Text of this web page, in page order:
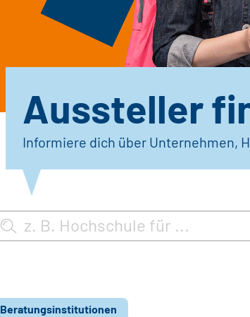
Aussteller
Informiere dich über Unternehmen,
Beratungsinstitutionen